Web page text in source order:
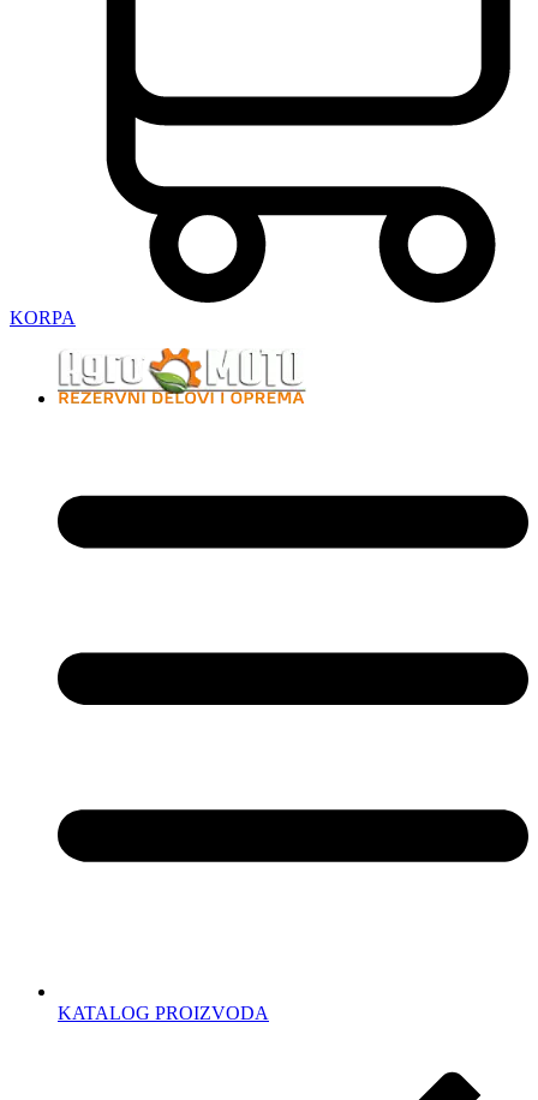
KORPA
KATALOG PROIZVODA